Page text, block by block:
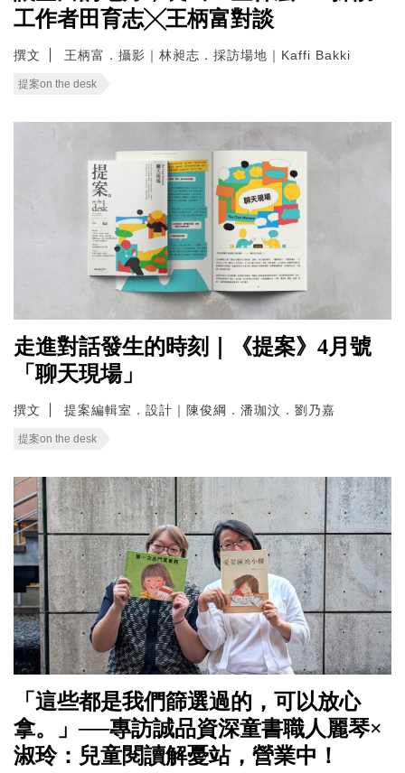
工作者田育志╳王柄富對談
撰文 王柄富．攝影｜林昶志．採訪場地｜Kaffi Bakki
提案on the desk
走進對話發生的時刻｜《提案》4月號
「聊天現場」
撰文 提案編輯室．設計｜陳俊綱．潘珈汶．劉乃嘉
提案on the desk
「這些都是我們篩選過的，可以放心
拿。」──專訪誠品資深童書職人麗琴×
淑玲：兒童閱讀解憂站，營業中！